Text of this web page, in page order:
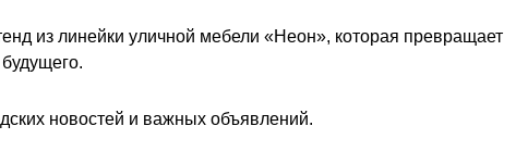
из линейки уличной мебели «Неон», которая превращает
новостей и важных объявлений.